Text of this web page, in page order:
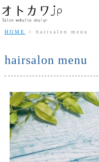
HOME hairsalon menu
hairsalon menu